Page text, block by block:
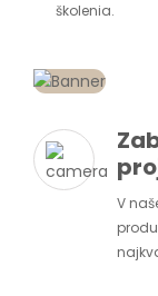
školenia.
V